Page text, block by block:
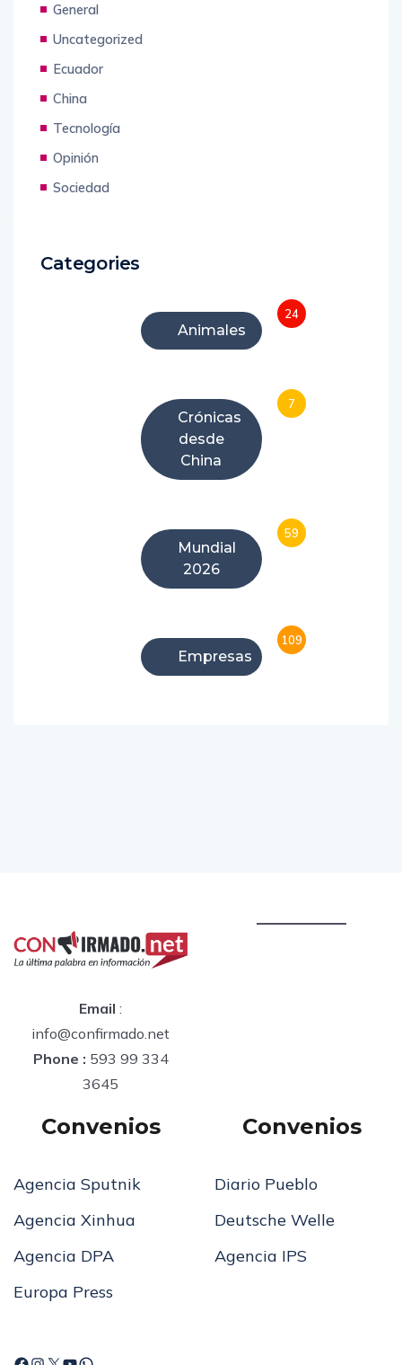
General
Uncategorized
Ecuador
China
Tecnología
Opinión
Sociedad
Categories
Animales
24
Crónicas
desde
China
7
Mundial
2026
59
Empresas
109
Email :
info@confirmado.net
Phone : 593 99 334
3645
Convenios
Agencia Sputnik
Agencia Xinhua
Agencia DPA
Europa Press
Convenios
Diario Pueblo
Deutsche Welle
Agencia IPS